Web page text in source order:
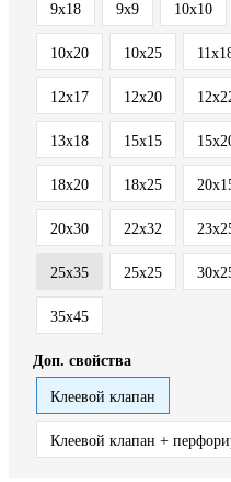
9x18 9x9 10x10
10x20 10x25
12x17 12x20
13x18 15x15
18x20 18x25
20x30 22x32
25x35 25х25
35x45
Доп. свойства
Клеевой клапан
Клеевой клапан +